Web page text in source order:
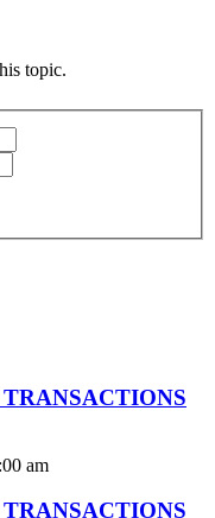
topic.
TRANSACTIONS
am
TRANSACTIONS